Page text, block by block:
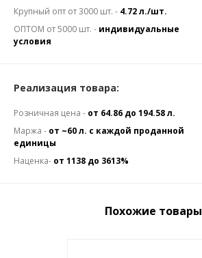
Крупный опт от 3000 шт. - 4.72 л./шт.
ОПТОМ от 5000 шт. - индивидуальные
условия
Реализация товара:
Розничная цена - от 64.86 до 194.58 л.
Маржа - от ~60 л. с каждой проданной
единицы
Наценка- от 1138 до 3613%
Похожие товары